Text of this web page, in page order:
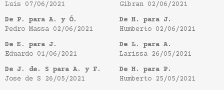
Luis 07/06/2021
Gibran 02/06/2021
De P. para A. y Ó.
Pedro Massa 02/06/2021
De H. para J.
Humberto 02/06/2021
De E. para J.
Eduardo 01/06/2021
De L. para A.
Larissa 26/05/2021
De J. de. S para A. y F.
Jose de S 26/05/2021
De H. para P.
Humberto 25/05/2021